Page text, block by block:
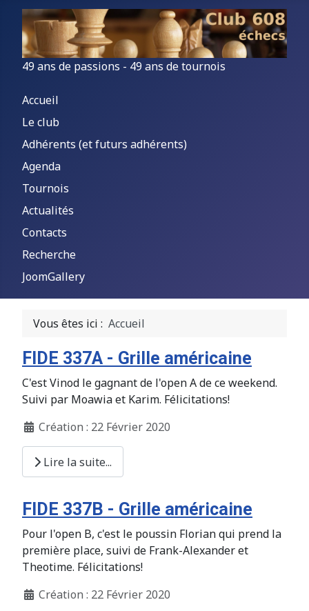
49 ans de passions - 49 ans de tournois
Accueil
Le club
Adhérents (et futurs adhérents)
Agenda
Tournois
Actualités
Contacts
Recherche
JoomGallery
Vous êtes ici : Accueil
FIDE 337A - Grille américaine
C'est Vinod le gagnant de l'open A de ce weekend.
Suivi par Moawia et Karim. Félicitations!
Création : 22 Février 2020
Lire la suite...
FIDE 337B - Grille américaine
Pour l'open B, c'est le poussin Florian qui prend la
première place, suivi de Frank-Alexander et
Theotime. Félicitations!
Création : 22 Février 2020